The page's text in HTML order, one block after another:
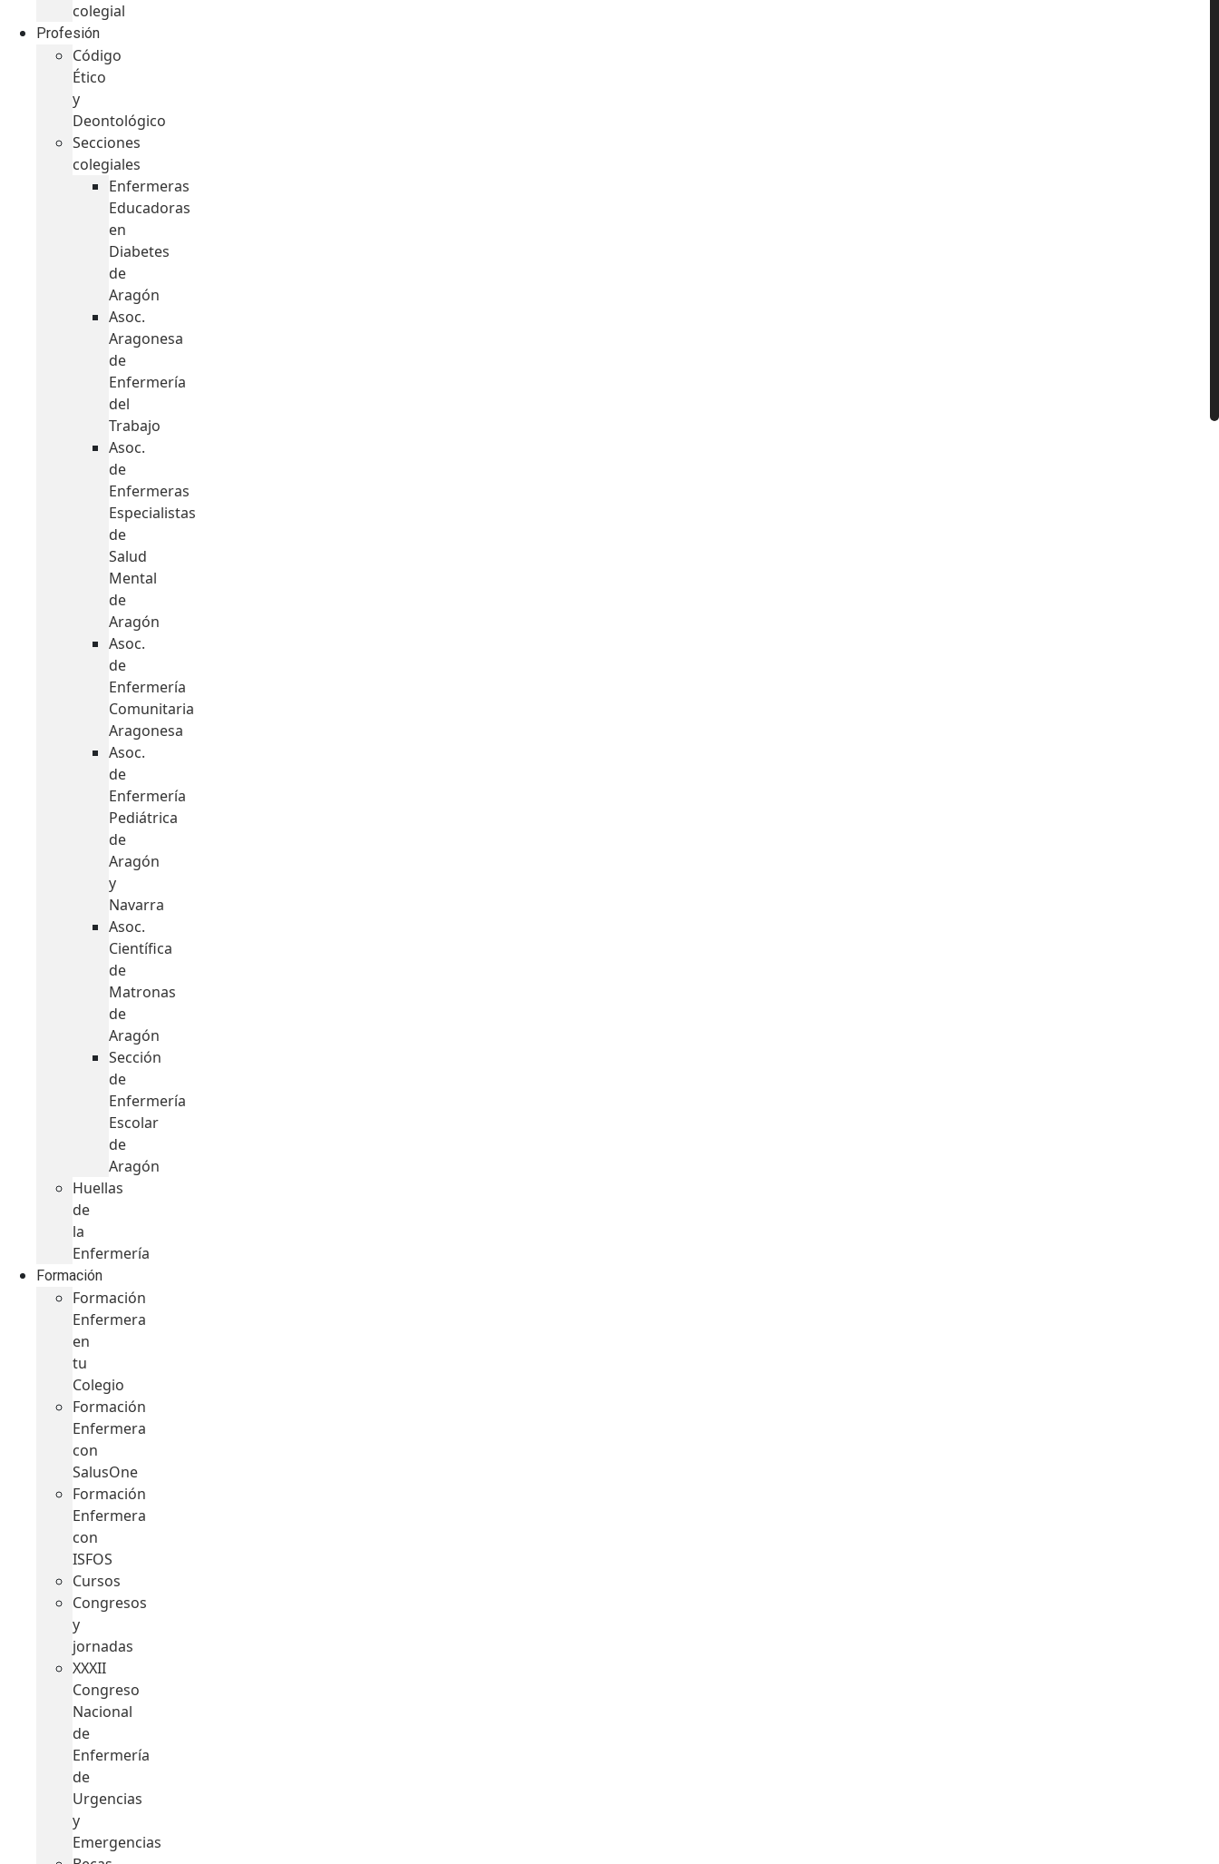
colegial
Profesión
Código
Ético
y
Deontológico
Secciones
colegiales
Enfermeras
Educadoras
en
Diabetes
de
Aragón
Asoc.
Aragonesa
de
Enfermería
del
Trabajo
Asoc.
de
Enfermeras
Especialistas
de
Salud
Mental
de
Aragón
Asoc.
de
Enfermería
Comunitaria
Aragonesa
Asoc.
de
Enfermería
Pediátrica
de
Aragón
y
Navarra
Asoc.
Científica
de
Matronas
de
Aragón
Sección
de
Enfermería
Escolar
de
Aragón
Huellas
de
la
Enfermería
Formación
Formación
Enfermera
en
tu
Colegio
Formación
Enfermera
con
SalusOne
Formación
Enfermera
con
ISFOS
Cursos
Congresos
y
jornadas
XXXII
Congreso
Nacional
de
Enfermería
de
Urgencias
y
Emergencias